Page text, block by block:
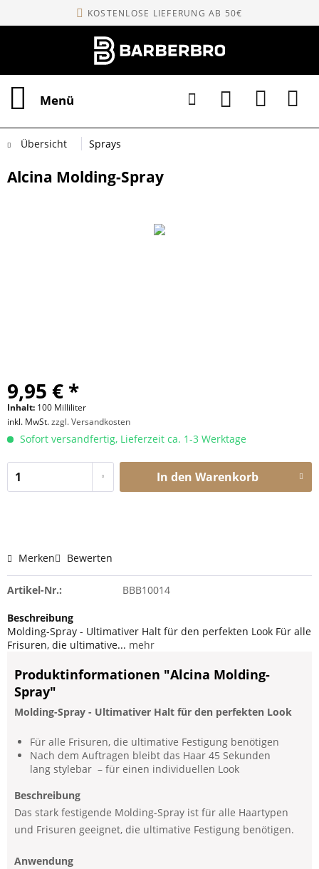
KOSTENLOSE LIEFERUNG AB 50€
Menü
Übersicht Sprays
Alcina Molding-Spray
9,95 € *
Inhalt: 100 Milliliter
inkl. MwSt.zzgl. Versandkosten
Sofort versandfertig, Lieferzeit ca. 1-3 Werktage
In den Warenkorb
Merken Bewerten
Artikel-Nr.: BBB10014
Beschreibung
Molding-Spray - Ultimativer Halt für den perfekten Look Für alle
Frisuren, die ultimative... mehr
Produktinformationen "Alcina Molding-
Spray"
Molding-Spray - Ultimativer Halt für den perfekten Look
Für alle Frisuren, die ultimative Festigung benötigen
Nach dem Auftragen bleibt das Haar 45 Sekunden
lang stylebar – für einen individuellen Look
Beschreibung
Das stark festigende Molding-Spray ist für alle Haartypen
und Frisuren geeignet, die ultimative Festigung benötigen.
Anwendung